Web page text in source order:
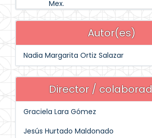
Mex.
Autor(es)
Nadia Margarita Ortiz Salazar
Director /
Graciela Lara Gómez
Jesús Hurtado Maldonado